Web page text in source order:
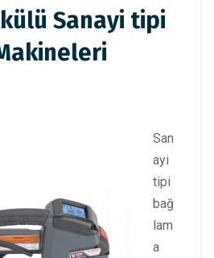
Sanayi tipi
San
ayi
tipi
bağ
lam
a